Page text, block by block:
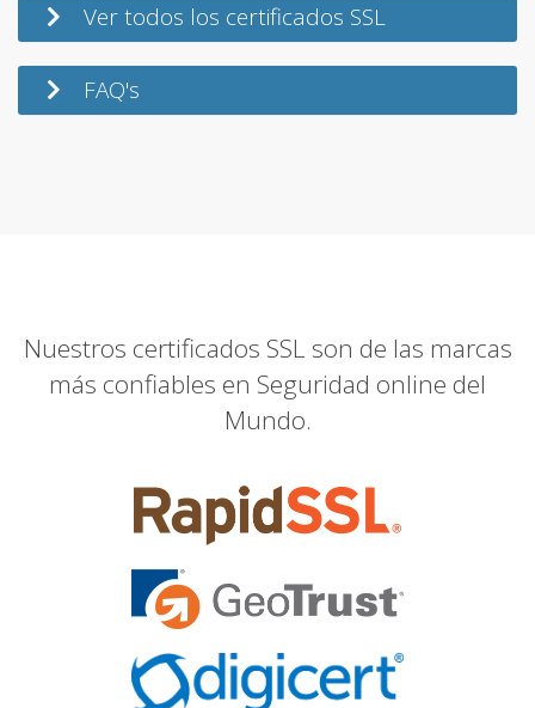
Ver todos los certificados SSL
FAQ's
Nuestros certificados SSL son de las marcas
más confiables en Seguridad online del
Mundo.